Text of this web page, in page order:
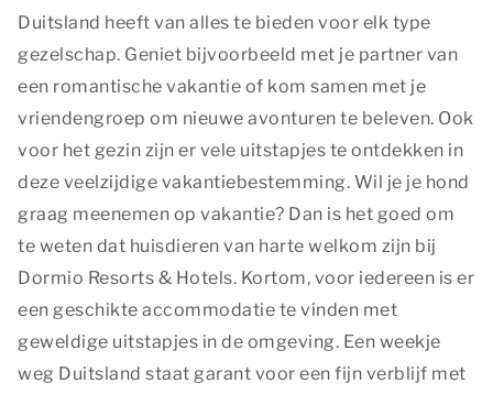
Duitsland heeft van alles te bieden voor elk type
gezelschap. Geniet bijvoorbeeld met je partner van
een romantische vakantie of kom samen met je
vriendengroep om nieuwe avonturen te beleven. Ook
voor het gezin zijn er vele uitstapjes te ontdekken in
deze veelzijdige vakantiebestemming. Wil je je hond
graag meenemen op vakantie? Dan is het goed om
te weten dat huisdieren van harte welkom zijn bij
Dormio Resorts & Hotels. Kortom, voor iedereen is er
een geschikte accommodatie te vinden met
geweldige uitstapjes in de omgeving. Een weekje
weg Duitsland staat garant voor een fijn verblijf met